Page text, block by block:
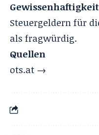
Gewissenhaftigkeit
Steuergeldern für
als fragwürdig.
Quellen
ots.at →